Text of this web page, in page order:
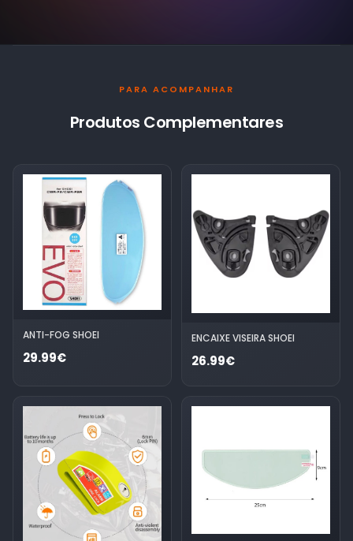
PARA ACOMPANHAR
Produtos Complementares
ANTI-FOG SHOEI
29.99€
ENCAIXE VISEIRA SHOEI
26.99€